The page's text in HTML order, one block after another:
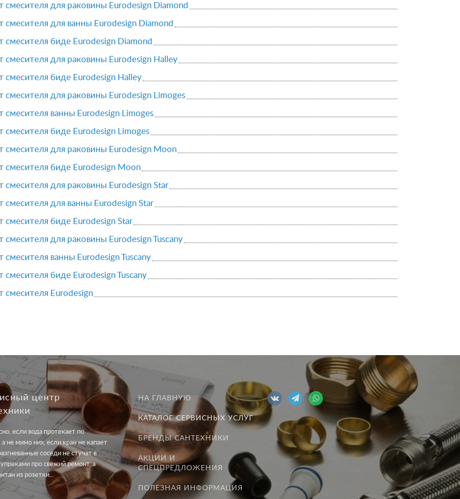
смесителя для раковины Eurodesign Diamond
смесителя для ванны Eurodesign Diamond
смесителя биде Eurodesign Diamond
смесителя для раковины Eurodesign Halley
смесителя биде Eurodesign Halley
смесителя для раковины Eurodesign Limoges
смесителя ванны Eurodesign Limoges
смесителя биде Eurodesign Limoges
смесителя для раковины Eurodesign Moon
смесителя биде Eurodesign Moon
смесителя для раковины Eurodesign Star
смесителя для ванны Eurodesign Star
смесителя биде Eurodesign Star
смесителя для раковины Eurodesign Tuscany
смесителя ванны Eurodesign Tuscany
смесителя биде Eurodesign Tuscany
смесителя Eurodesign
центр
если вода протекает по
не мимо них, если кран не капает
соседи не стучат в
про свежий ремонт, а
из розетки...
НА ГЛАВНУЮ
КАТАЛОГ СЕРВИСНЫХ УСЛУГ
БРЕНДЫ САНТЕХНИКИ
АКЦИИ И
СПЕЦПРЕДЛОЖЕНИЯ
ПОЛЕЗНАЯ ИНФОРМАЦИЯ